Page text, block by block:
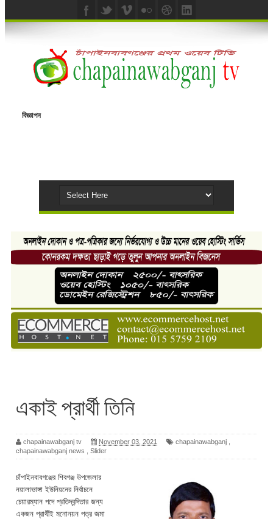
বিজ্ঞাপন
একাই প্রার্থী তিনি
chapainawabganj tv November 03, 2021 chapainawabganj
chapainawabganj news
Slider
চাঁপাইনবাবগঞ্জের শিবগঞ্জ উপজেলার
নয়ালাভাঙ্গা ইউনিয়নের নির্বাচনে
চেয়ারম্যান পদে প্রতিদ্বন্দিতার জন্য
একজন প্রার্থীই মনোনয়ন পত্র জমা